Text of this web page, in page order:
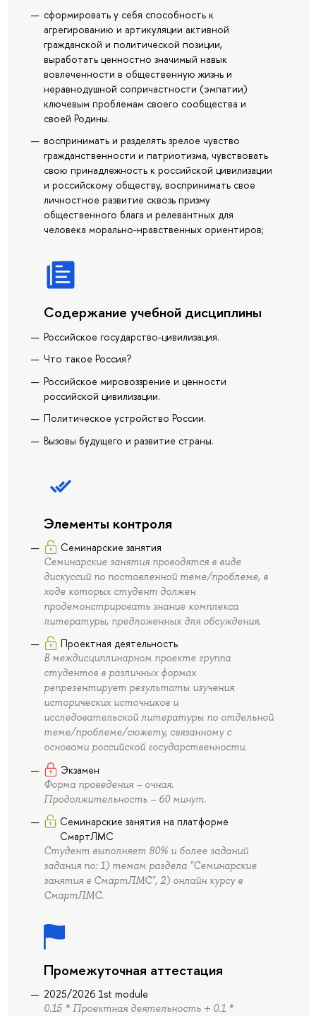
сформировать у себя способность к
агрегированию и артикуляции активной
гражданской и политической позиции,
выработать ценностно значимый навык
вовлеченности в общественную жизнь и
неравнодушной сопричастности (эмпатии)
ключевым проблемам своего сообщества и
своей Родины.
воспринимать и разделять зрелое чувство
гражданственности и патриотизма, чувствовать
свою принадлежность к российской цивилизации
и российскому обществу, воспринимать свое
личностное развитие сквозь призму
общественного блага и релевантных для
человека морально-нравственных ориентиров;
Содержание учебной дисциплины
Российское государство-цивилизация.
Что такое Россия?
Российское мировоззрение и ценности
российской цивилизации.
Политическое устройство России.
Вызовы будущего и развитие страны.
Элементы контроля
Семинарские занятия
Семинарские занятия проводятся в виде
дискуссий по поставленной теме/проблеме, в
ходе которых студент должен
продемонстрировать знание комплекса
литературы, предложенных для обсуждения.
Проектная деятельность
В междисциплинарном проекте группа
студентов в различных формах
репрезентирует результаты изучения
исторических источников и
исследовательской литературы по отдельной
теме/проблеме/сюжету, связанному с
основами российской государственности.
Экзамен
Форма проведения – очная.
Продолжительность – 60 минут.
Семинарские занятия на платформе
СмартЛМС
Студент выполняет 80% и более заданий
задания по: 1) темам раздела "Семинарские
занятия в СмартЛМС", 2) онлайн курсу в
СмартЛМС.
Промежуточная аттестация
2025/2026 1st module
0.15 * Проектная деятельность + 0.1 *